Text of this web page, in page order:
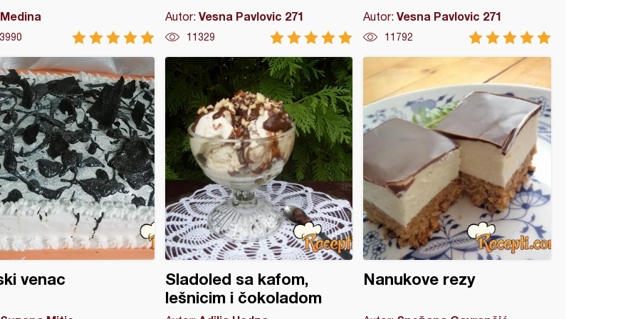
Medina Autor: Vesna Pavlovic 271
11329
Autor:Vesna Pavlovic 271
11792
venac
Sladoled sa kafom,
lešnicim i čokoladom
Nanukove rezy